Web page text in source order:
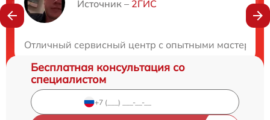
Источник – 2ГИС
Отличный сервисный центр с опытными
Нужна консультация?
Бесплатная консультация со
специалистом